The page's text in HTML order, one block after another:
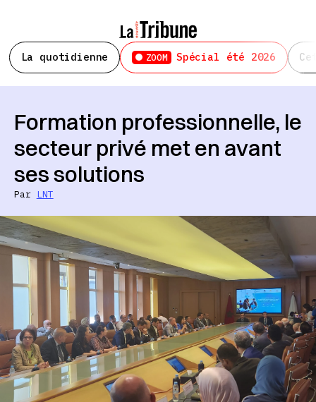
La quotidienne ZOOM Spécial été 2026
Formation professionnelle, le
secteur privé met en avant
ses solutions
Par LNT